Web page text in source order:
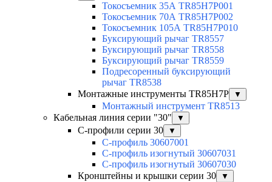
Токосъемник 35А TR85H7P001
Токосъемник 70А TR85H7P002
Токосъемник 105А TR85H7P010
Буксирующий рычаг TR8557
Буксирующий рычаг TR8558
Буксирующий рычаг TR8559
Подресоренный буксирующий
рычаг TR8538
Монтажные инструменты TR85H7P
▼
Монтажный инструмент TR8513
Кабельная линия серии "30"
▼
С-профили серии 30 ▼
С-профиль 30607001
С-профиль изогнутый 30607031
С-профиль изогнутый 30607030
Кронштейны и крышки серии 30
▼